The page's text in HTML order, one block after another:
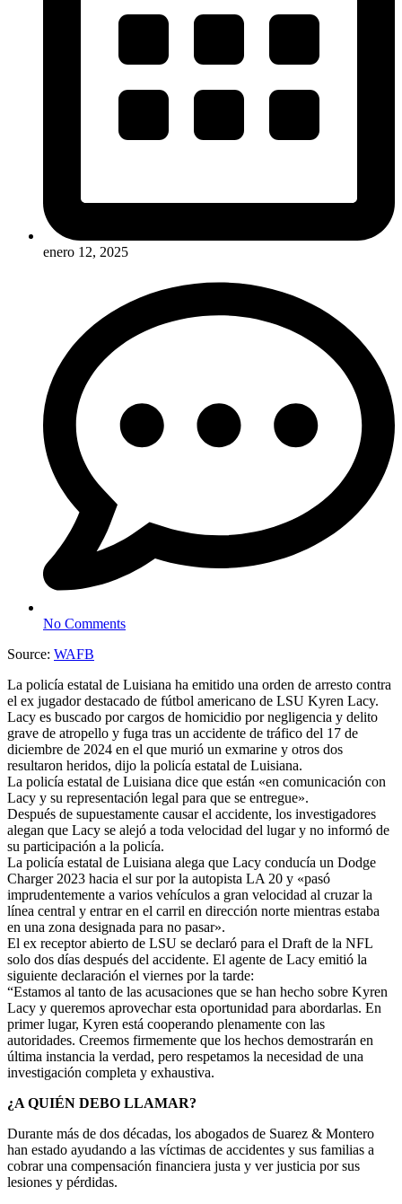
enero 12, 2025
No Comments
Source: WAFB
La policía estatal de Luisiana ha emitido una orden de arresto contra
el ex jugador destacado de fútbol americano de LSU Kyren Lacy.
Lacy es buscado por cargos de homicidio por negligencia y delito
grave de atropello y fuga tras un accidente de tráfico del 17 de
diciembre de 2024 en el que murió un exmarine y otros dos
resultaron heridos, dijo la policía estatal de Luisiana.
La policía estatal de Luisiana dice que están «en comunicación con
Lacy y su representación legal para que se entregue».
Después de supuestamente causar el accidente, los investigadores
alegan que Lacy se alejó a toda velocidad del lugar y no informó de
su participación a la policía.
La policía estatal de Luisiana alega que Lacy conducía un Dodge
Charger 2023 hacia el sur por la autopista LA 20 y «pasó
imprudentemente a varios vehículos a gran velocidad al cruzar la
línea central y entrar en el carril en dirección norte mientras estaba
en una zona designada para no pasar».
El ex receptor abierto de LSU se declaró para el Draft de la NFL
solo dos días después del accidente. El agente de Lacy emitió la
siguiente declaración el viernes por la tarde:
“Estamos al tanto de las acusaciones que se han hecho sobre Kyren
Lacy y queremos aprovechar esta oportunidad para abordarlas. En
primer lugar, Kyren está cooperando plenamente con las
autoridades. Creemos firmemente que los hechos demostrarán en
última instancia la verdad, pero respetamos la necesidad de una
investigación completa y exhaustiva.
¿A QUIÉN DEBO LLAMAR?
Durante más de dos décadas, los abogados de Suarez & Montero
han estado ayudando a las víctimas de accidentes y sus familias a
cobrar una compensación financiera justa y ver justicia por sus
lesiones y pérdidas.